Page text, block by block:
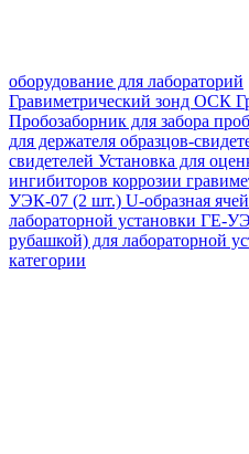
оборудование для лабораторий
Гравиметрический зонд ОСК
Пробозаборник для забора проб
для держателя образцов-
свидетелей Установка для
ингибиторов коррозии
УЭК-07 (2 шт.) U-образная
лабораторной установки ГЕ-
рубашкой) для лабораторной
категории